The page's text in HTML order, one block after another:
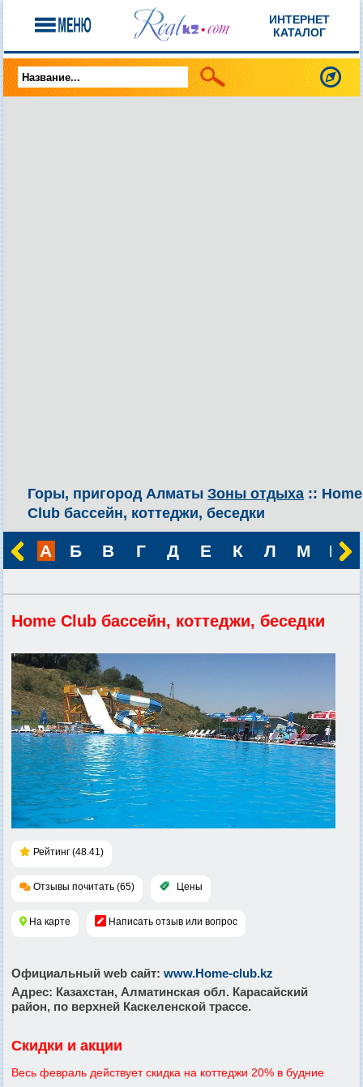
ИНТЕРНЕТ
КАТАЛОГ
Горы, пригород Алматы Зоны отдыха :: Home
Club бассейн, коттеджи, беседки
А Б В Г Д Е К Л М Н
Home Club бассейн, коттеджи, беседки
Рейтинг (48.41)
Отзывы почитать (65) Цены
На карте Написать отзыв или вопрос
Официальный web сайт: www.Home-club.kz
Адрес: Казахстан, Алматинская обл. Карасайский
район, по верхней Каскеленской трассе.
Скидки и акции
Весь февраль действует скидка на коттеджи 20% в будние